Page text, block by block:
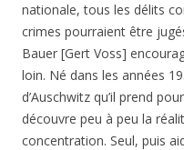
nationale, tous les délits
crimes pourraient être
Bauer [Gert Voss]
loin. Né dans les années
d’Auschwitz qu’il prend
découvre peu à peu la
concentration. Seul, puis